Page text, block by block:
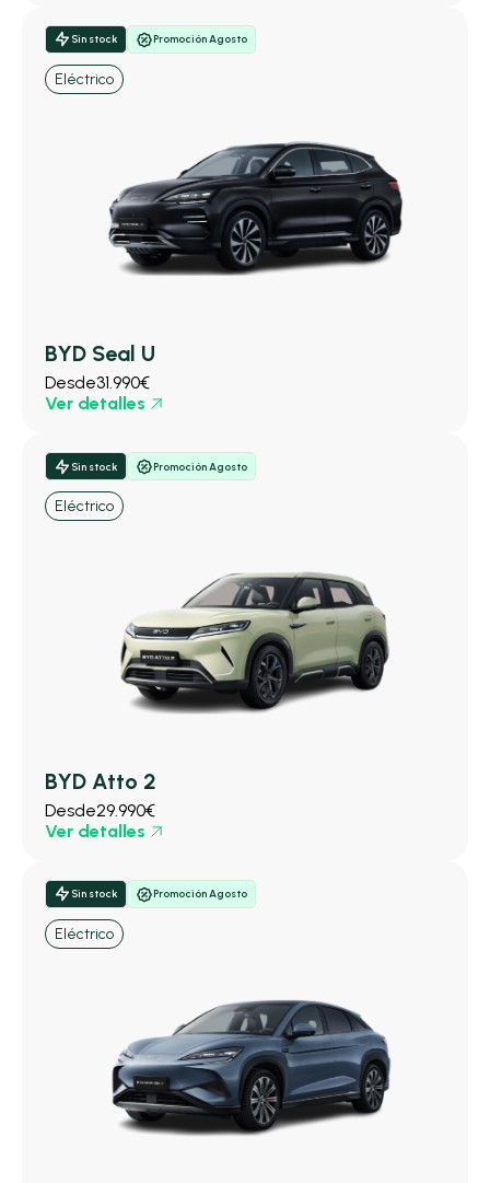
Sin stock Promoción Agosto
Eléctrico
BYD Seal U
Desde31.990€
Ver detalles
Sin stock Promoción Agosto
Eléctrico
BYD Atto 2
Desde29.990€
Ver detalles
Sin stock Promoción Agosto
Eléctrico